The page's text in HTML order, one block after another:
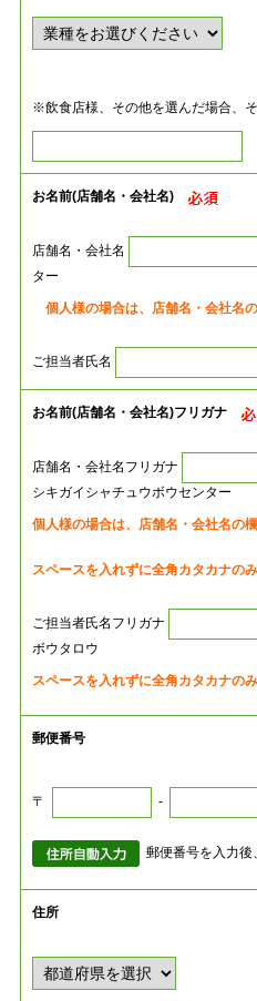
※飲食店様、その他を選んだ場合、
お名前(店舗名・会社名)
店舗名・会社名
ター
個人様の場合は、店舗名・会社名
ご担当者氏名
お名前(店舗名・会社名)フリガナ
店舗名・会社名フリガナ
シキガイシャチュウボウセンター
個人様の場合は、店舗名・会社名の
スペースを入れずに全角カタカナの
ご担当者氏名フリガナ
ボウタロウ
スペースを入れずに全角カタカナの
郵便番号
〒 -
郵便番号を入力後
住所